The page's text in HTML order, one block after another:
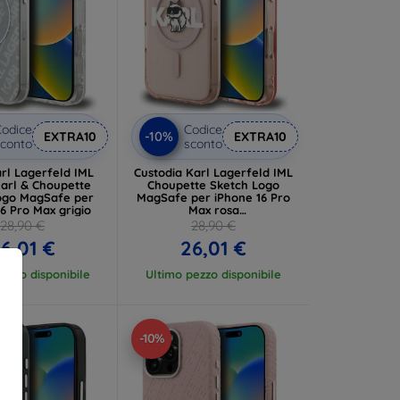
EXTRA10
Lagerfeld IML
& Choupette
MagSafe per
Pro Max grigio
28,90 €
€
disponibile
-10%
Codice
sconto
EXTRA10
Custodia Karl Lagerfeld IML
Choupette Sketch Logo
MagSafe per iPhone 16 Pro
Max rosa
(KLHMP16XHGCHGKBP)
28,90 €
26,01 €
Ultimo pezzo disponibile
-10%